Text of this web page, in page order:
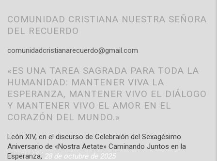
COMUNIDAD CRISTIANA NUESTRA SEÑORA
DEL RECUERDO
comunidadcristianarecuerdo@gmail.com
«ES UNA TAREA SAGRADA PARA TODA LA
HUMANIDAD: MANTENER VIVA LA
ESPERANZA, MANTENER VIVO EL DIÁLOGO
Y MANTENER VIVO EL AMOR EN EL
CORAZÓN DEL MUNDO.»
León XIV, en el discurso de Celebraión del Sexagésimo
Aniversario de «Nostra Aetate» Caminando Juntos en la
Esperanza, 28 de octubre de 2025